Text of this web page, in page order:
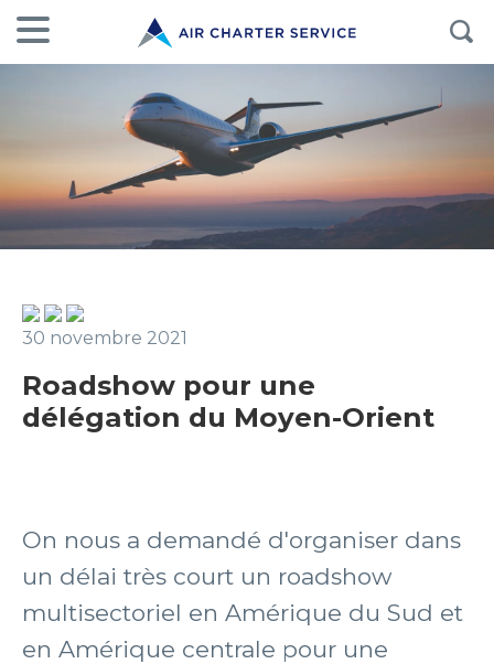
30 novembre 2021
Roadshow pour une
délégation du Moyen-Orient
On nous a demandé d'organiser dans
un délai très court un roadshow
multisectoriel en Amérique du Sud et
en Amérique centrale pour une